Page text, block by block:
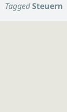
TaggedSteuern